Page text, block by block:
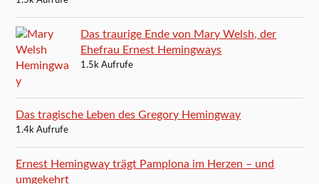
Das traurige Ende von Mary Welsh, der
Ehefrau Ernest Hemingways
1.5k Aufrufe
Das tragische Leben des Gregory Hemingway
1.4k Aufrufe
Ernest Hemingway trägt Pamplona im Herzen – und
umgekehrt